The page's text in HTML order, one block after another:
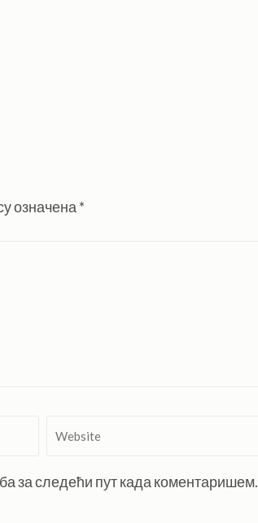
означена *
за следећи пут када коментаришем.